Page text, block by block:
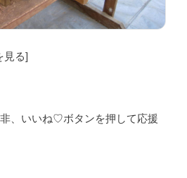
見る]
、いいね♡ボタンを押して応援